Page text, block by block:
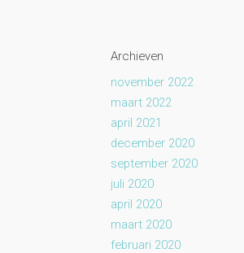
Archieven
november 2022
maart 2022
april 2021
december 2020
september 2020
juli 2020
april 2020
maart 2020
februari 2020